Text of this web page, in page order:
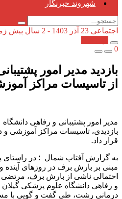
شهروند خبرنگار
اجتماعی 23 آذر 1403 - 2 سال پیش
0
بازدید مدیر امور
از تاسیسات مراکز
مدیر امور پشتیبانی و رفاهی
بازدیدی، تاسیسات مراکز آموزشی
قرار داد.
به گزارش آفتاب شمال ؛ در
مبنی بر بارش برف در روزهای آینده
احتمالی ناشی از بارش برف، مرتضی
و رفاهی دانشگاه علوم پزشکی
درمانی رشت، طی گفت و گویی با